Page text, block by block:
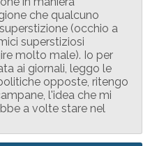
che qualcuno
(occhio a
superstiziosi
molto male). Io per
ai giornali, leggo le
opposte, ritengo
l'idea che mi
a volte stare nel